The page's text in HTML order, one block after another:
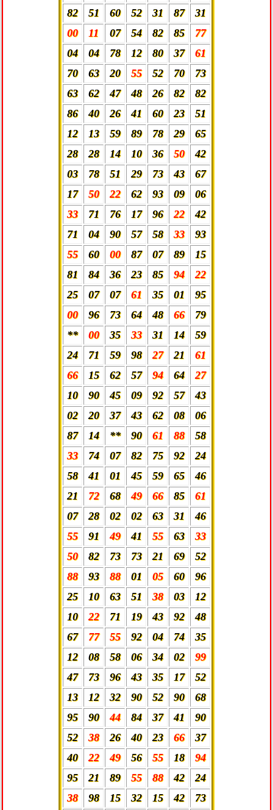
82
51 60 52 31 87
31
00
11 07 54 82 85
77
04
04 78 12 80 37
61
70
63 20 55 52 70
73
63
62 47 48 26 82
82
86
40 26 41 60 23
51
12
13 59 89 78 29
65
28
28 14 10 36 50
42
03
78 51 29 73 43
67
17
50 22 62 93 09
06
33
71 76 17 96 22
42
71
04 90 57 58 33
93
55
60 00 87 07 89
15
81
84 36 23 85 94
22
25
07 07 61 35 01
95
00
96 73 64 48 66
79
**
00 35 33 31 14
59
24
71 59 98 27 21
61
66
15 62 57 94 64
27
10
90 45 09 92 57
43
02
20 37 43 62 08
06
87
14 ** 90 61 88
58
33
74 07 82 75 92
24
58
41 01 45 59 65
46
21
72 68 49 66 85
61
07
28 02 02 63 31
46
55
91 49 41 55 63
33
50
82 73 73 21 69
52
88
93 88 01 05 60
96
25
10 63 51 38 03
12
10
22 71 19 43 92
48
67
77 55 92 04 74
35
12
08 58 06 34 02
99
47
73 96 43 35 17
52
13
12 32 90 52 90
68
95
90 44 84 37 41
90
52
38 26 40 23 66
37
40
22 49 56 55 18
94
95
21 89 55 88 42
24
38
98 15 32 15 42
73